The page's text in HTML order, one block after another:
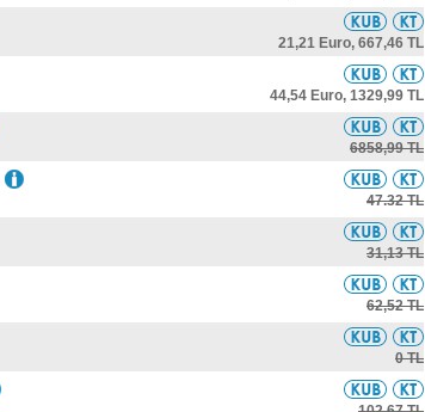
21,21 Euro, 667,46 TL
44,54 Euro, 1329,99 TL
6858,99 TL
47.32 TL
31,13 TL
62,52 TL
0 TL